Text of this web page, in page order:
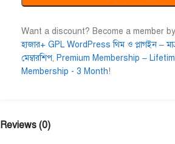
Want a discount? Become a member
হাজার+ GPL WordPress থিম ও প্লাগইন –
মেম্বারশিপ, Premium Membership –
Membership - 3 Month!
Reviews (0)